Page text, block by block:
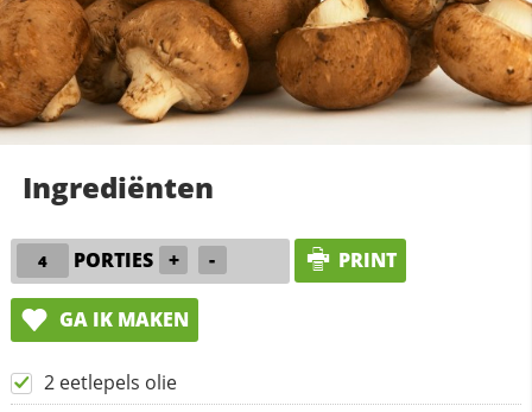
Ingrediënten
PORTIES + - PRINT
GA IK MAKEN
2 eetlepels olie